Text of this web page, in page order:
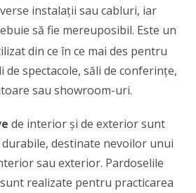
instalații sau cabluri, iar
să fie mereuposibil. Este un
din ce în ce mai des pentru
de spectacole, săli de conferințe,
sau showroom-uri.
de interior și de exterior sunt
destinate nevoilor unui
sau exterior. Pardoselile
realizate pentru practicarea